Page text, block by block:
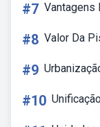
#7 Vantagens
#8 Valor Da
#9
#10